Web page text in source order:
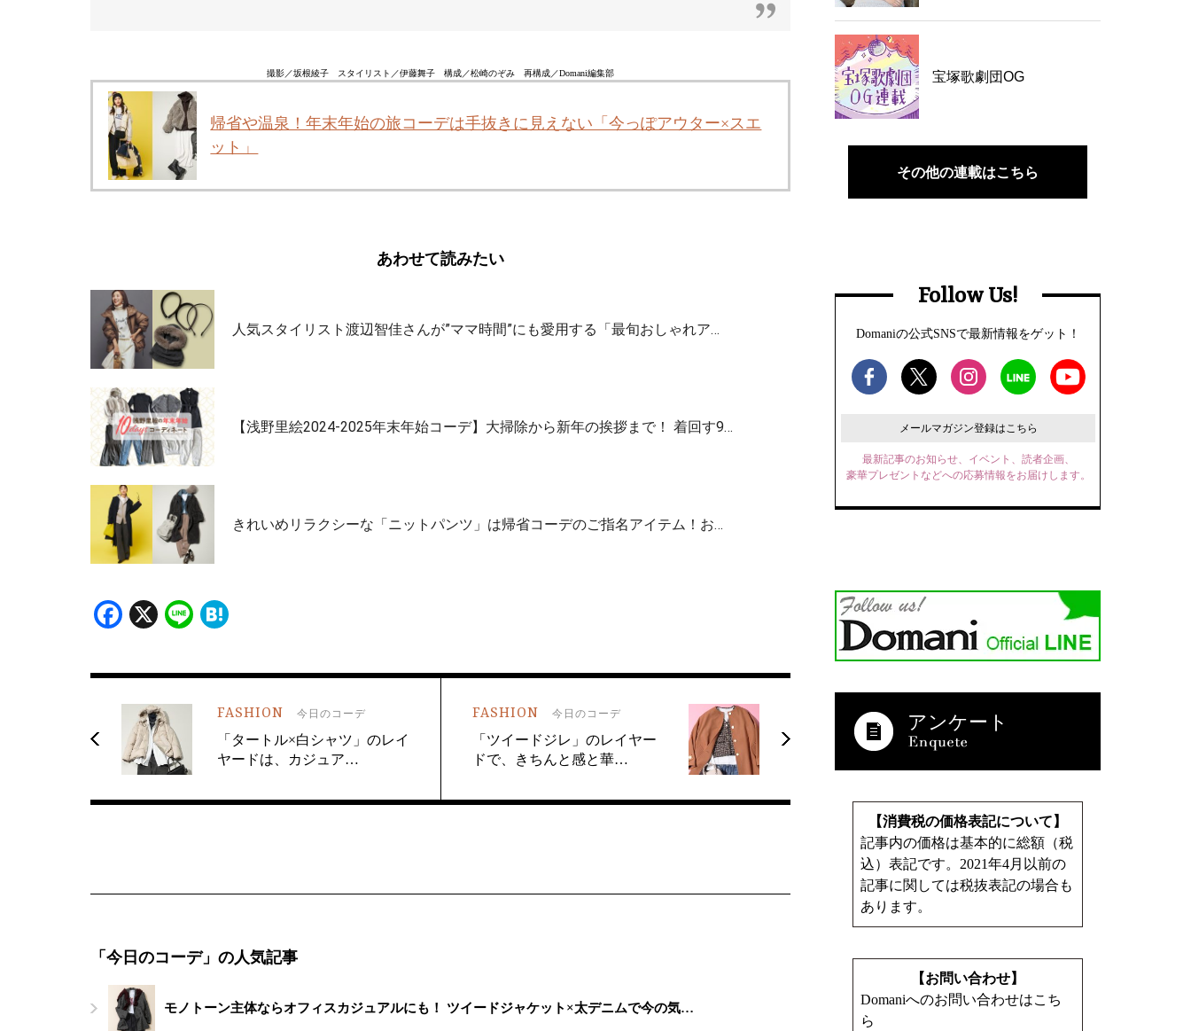
撮影／坂根綾子 スタイリスト／伊藤舞子 構成／松崎のぞみ 再構成／Domani編集部
帰省や温泉！年末年始の旅コーデは手抜きに見えない「今っぽアウター×スエ
ット」
あわせて読みたい
人気スタイリスト渡辺智佳さんが”ママ時間”にも愛用する「最旬おしゃれア…
【浅野里絵2024-2025年末年始コーデ】大掃除から新年の挨拶まで！ 着回す9…
きれいめリラクシーな「ニットパンツ」は帰省コーデのご指名アイテム！お…
Facebook
X Line
FASHION 今日のコーデ
「タートル×白シャツ」のレイ
ヤードは、カジュア…
FASHION 今日のコーデ
「ツイードジレ」のレイヤー
ドで、きちんと感と華…
「今日のコーデ」の人気記事
モノトーン主体ならオフィスカジュアルにも！ ツイードジャケット×太デニムで今の気…
宝塚歌劇団OG
その他の連載はこちら
Follow Us!
Domaniの公式SNSで最新情報をゲット！
メールマガジン登録はこちら
最新記事のお知らせ、イベント、読者企画、
豪華プレゼントなどへの応募情報をお届けします。
アンケート
【消費税の価格表記について】
記事内の価格は基本的に総額（税
込）表記です。2021年4月以前の
記事に関しては税抜表記の場合も
あります。
【お問い合わせ】
Domaniへのお問い合わせはこち
ら